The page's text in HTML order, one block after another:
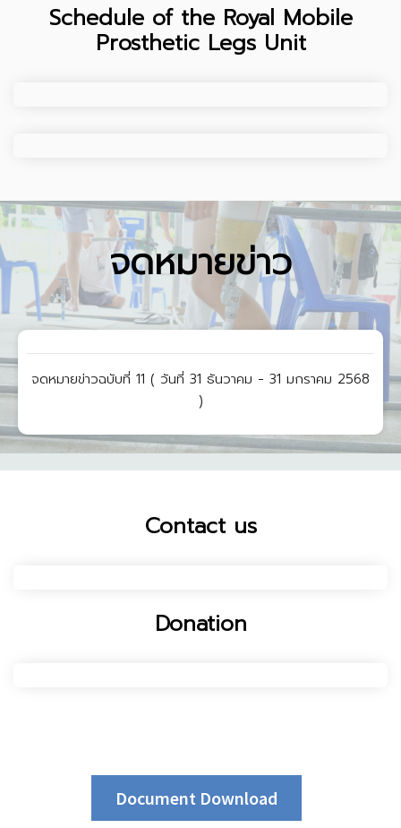
Schedule of the Royal Mobile
Prosthetic Legs Unit
จดหมายข่าว
จดหมายข่าวฉบับที่ 11 ( วันที่ 31 ธันวาคม - 31 มกราคม 2568
)
Contact us
Donation
Document Download